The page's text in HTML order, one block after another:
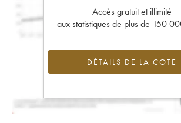
Accès gratuit et illimité
aux statistiques de plus de 150
DÉTAILS DE LA COTE